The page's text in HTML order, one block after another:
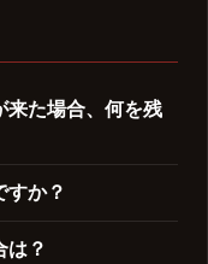
来た場合、何を残
すか？
は？